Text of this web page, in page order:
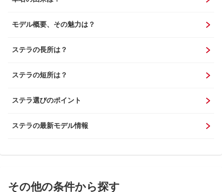
モデル概要、その魅力は？
ステラの長所は？
ステラの短所は？
ステラ選びのポイント
ステラの最新モデル情報
その他の条件から探す